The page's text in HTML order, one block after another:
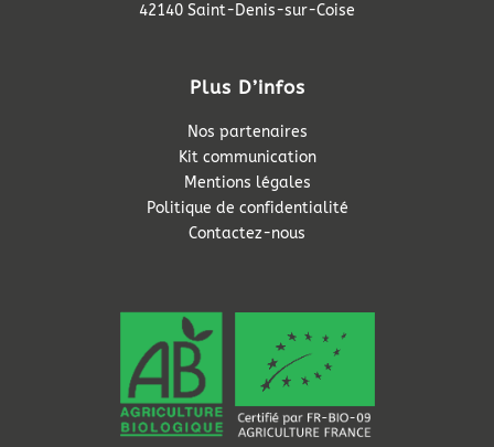
42140 Saint-Denis-sur-Coise
Plus D’infos
Nos partenaires
Kit communication
Mentions légales
Politique de confidentialité
Contactez-nous